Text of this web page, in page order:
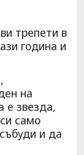
трепети в
година и
на
е звезда,
само
и да